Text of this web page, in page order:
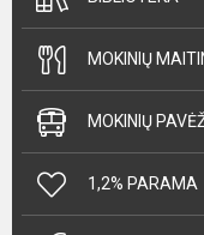
MOKINIŲ
MOKINIŲ
1,2% PARAMA